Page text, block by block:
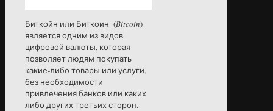
Биткойн или Биткоин (Bitcoin)
является одним из видов
цифровой валюты, которая
позволяет людям покупать
какие-либо товары или услуги,
без необходимости
привлечения банков или каких
либо других третьих сторон.